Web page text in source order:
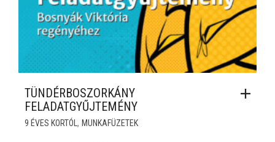
TÜNDÉRBOSZORKÁNY
FELADATGYŰJTEMÉNY
9 ÉVES KORTÓL, MUNKAFÜZETEK